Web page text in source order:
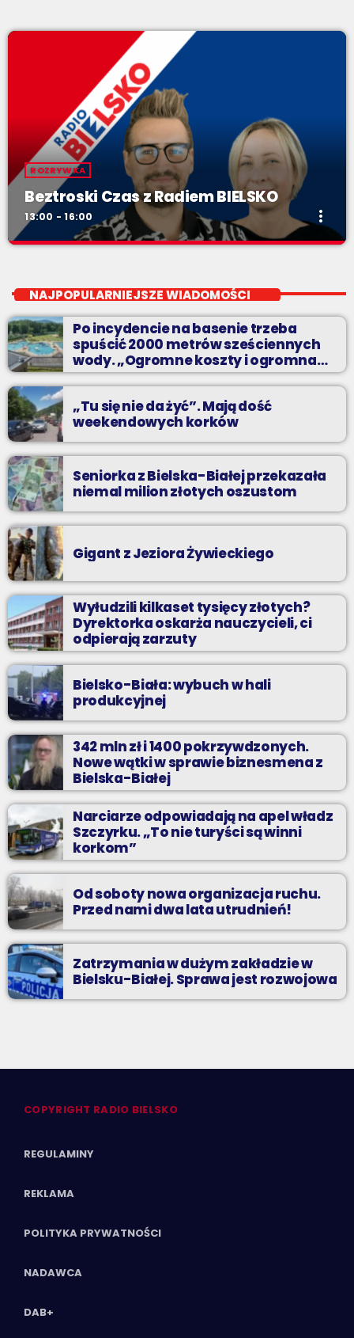
ROZRYWKA
Beztroski Czas z Radiem BIELSKO
13:00 - 16:00 more_vert
jak atrakcyjnie spędzić czas w regionie, jak ominąć korki i jak
odpocząć?
NAJPOPULARNIEJSZE WIADOMOŚCI
Po incydencie na basenie trzeba
spuścić 2000 metrów sześciennych
wody. „Ogromne koszty i ogromna
praca”
„Tu się nie da żyć”. Mają dość
weekendowych korków
Seniorka z Bielska-Białej przekazała
niemal milion złotych oszustom
Gigant z Jeziora Żywieckiego
Wyłudzili kilkaset tysięcy złotych?
Dyrektorka oskarża nauczycieli, ci
odpierają zarzuty
Bielsko-Biała: wybuch w hali
produkcyjnej
342 mln zł i 1400 pokrzywdzonych.
Nowe wątki w sprawie biznesmena z
Bielska-Białej
Narciarze odpowiadają na apel władz
Szczyrku. „To nie turyści są winni
korkom”
Od soboty nowa organizacja ruchu.
Przed nami dwa lata utrudnień!
Zatrzymania w dużym zakładzie w
Bielsku-Białej. Sprawa jest rozwojowa
COPYRIGHT RADIO BIELSKO
REGULAMINY
REKLAMA
POLITYKA PRYWATNOŚCI
NADAWCA
DAB+